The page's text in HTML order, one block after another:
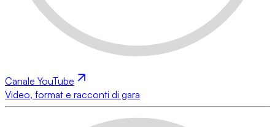
Canale YouTube
Video, format e racconti di gara